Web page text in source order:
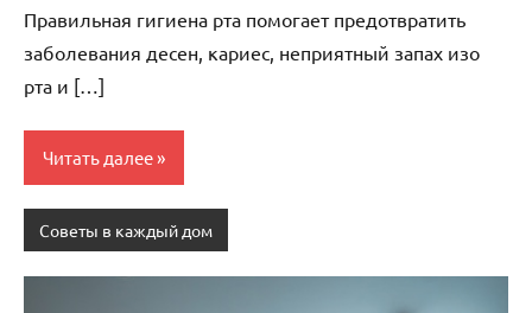
Правильная гигиена рта помогает предотвратить
заболевания десен, кариес, неприятный запах изо
рта и […]
Читать далее
Советы в каждый дом